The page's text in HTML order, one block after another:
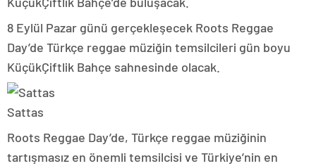
8 Eylül Pazar günü gerçekleşecek Roots Reggae
Day’de Türkçe reggae müziğin temsilcileri gün boyu
KüçükÇiftlik Bahçe sahnesinde olacak.
Sattas
Roots Reggae Day’de, Türkçe reggae müziğinin
tartışmasız en önemli temsilcisi ve Türkiye’nin en